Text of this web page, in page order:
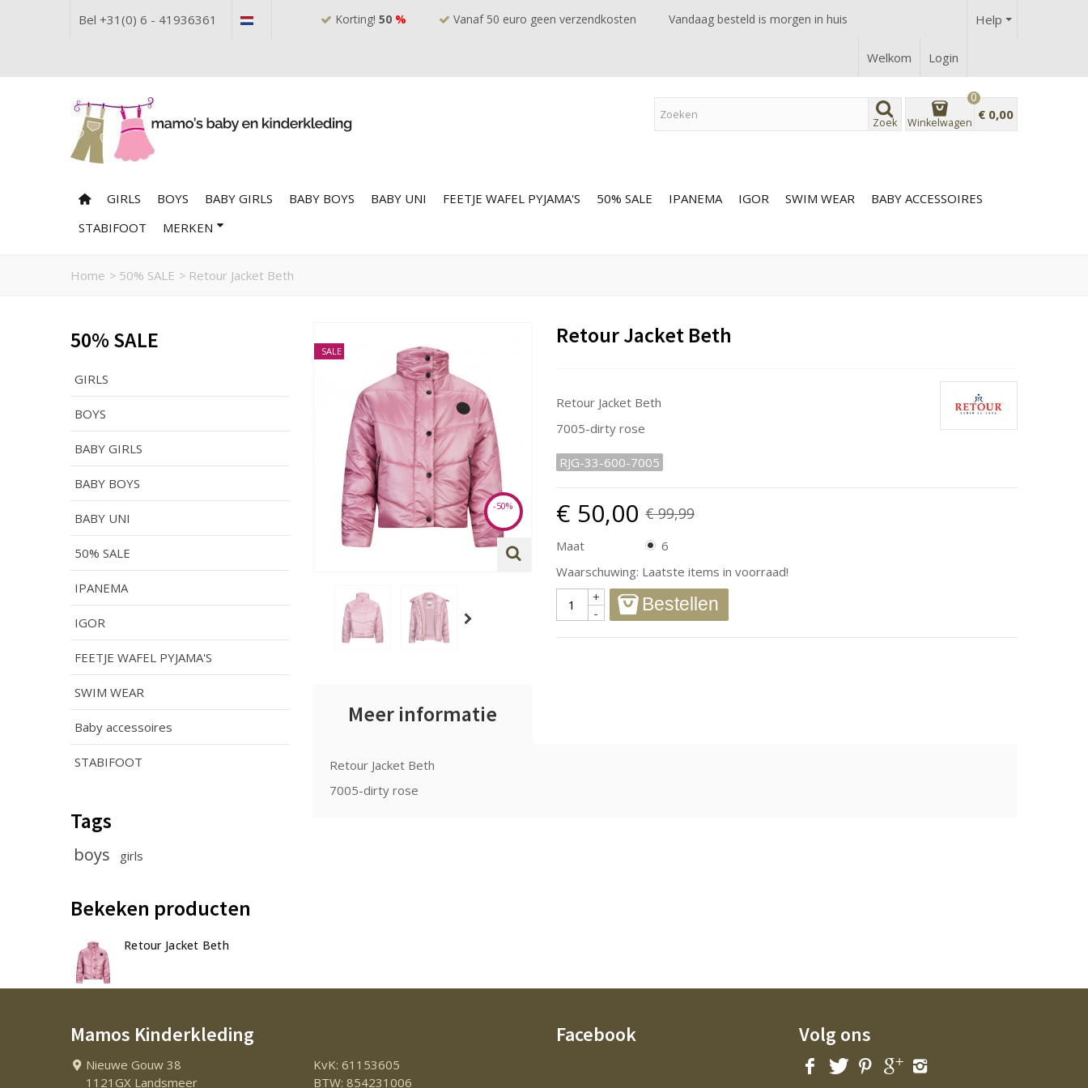
Help
Bel +31(0) 6 - 41936361 Korting! 50 % Vanaf 50 euro geen verzendkosten Vandaag besteld is morgen in huis
Welkom Login
Zoek Winkelwagen
0
€ 0,00
GIRLS BOYS BABY GIRLS BABY BOYS BABY UNI FEETJE WAFEL PYJAMA'S 50% SALE IPANEMA IGOR SWIM WEAR
BABY ACCESSOIRES
STABIFOOT
MERKEN
Home > 50% SALE > Retour Jacket Beth
50% SALE
GIRLS
BOYS
BABY GIRLS
BABY BOYS
BABY UNI
50% SALE
IPANEMA
IGOR
FEETJE WAFEL PYJAMA'S
SWIM WEAR
Baby accessoires
STABIFOOT
Tags
boys girls
Bekeken producten
Retour Jacket Beth
SALE
-50%
Retour Jacket Beth
Retour Jacket Beth
7005-dirty rose
RJG-33-600-7005
€ 50,00 € 99,99
Maat
6
Waarschuwing: Laatste items in voorraad!
-
+ Bestellen
Meer informatie
Retour Jacket Beth
7005-dirty rose
Mamos Kinderkleding
Nieuwe Gouw 38
1121GX Landsmeer
KvK: 61153605
BTW: 854231006
Facebook Volg ons